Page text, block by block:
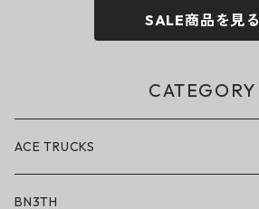
SALE商品を見る
CATEGORY
ACE TRUCKS
BN3TH